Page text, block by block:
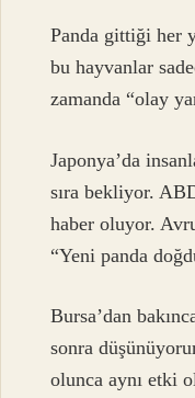
Panda gittiği her
bu hayvanlar
zamanda “olay
Japonya’da
sıra bekliyor.
haber oluyor.
“Yeni panda
Bursa’dan
sonra
olunca aynı etki